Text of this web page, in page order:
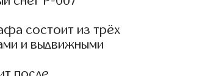
состоит из трёх
и выдвижными